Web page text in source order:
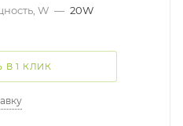
W — 20W
В 1 КЛИК